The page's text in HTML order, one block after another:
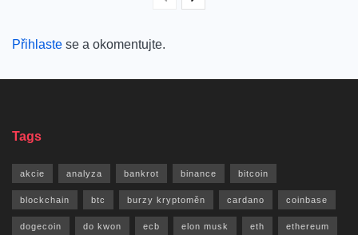
Přihlaste se a okomentujte.
Tags
akcie analyza bankrot binance bitcoin
blockchain btc burzy kryptoměn cardano coinbase
dogecoin do kwon ecb elon musk eth ethereum